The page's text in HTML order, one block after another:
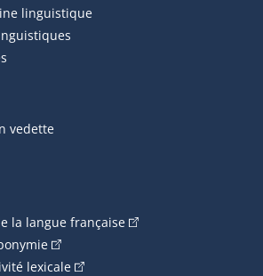
linguistique
vedette
la langue française(Cet hyperlien
(Cet hyperlien externe s'ouvrira
lexicale(Cet hyperlien externe